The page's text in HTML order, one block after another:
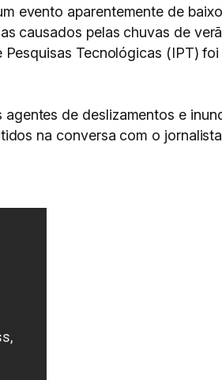
evento aparentemente de
causados pelas chuvas de
Pesquisas Tecnológicas (IPT)
de deslizamentos e
na conversa com o